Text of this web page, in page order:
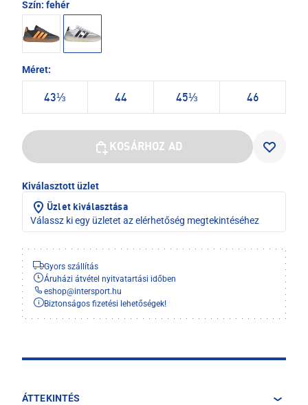
Szín: fehér
Méret:
43⅓ 44 45⅓ 46
KOSÁRHOZ AD
Kiválasztott üzlet
Üzlet kiválasztása
Válassz ki egy üzletet az elérhetőség megtekintéséhez
Gyors szállítás
Áruházi átvétel nyitvatartási időben
eshop@intersport.hu
Biztonságos fizetési lehetőségek!
ÁTTEKINTÉS